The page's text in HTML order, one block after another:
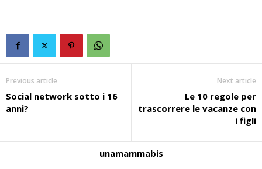
Previous article
Social network sotto i 16
anni?
Next article
Le 10 regole per
trascorrere le vacanze con
i figli
unamammabis